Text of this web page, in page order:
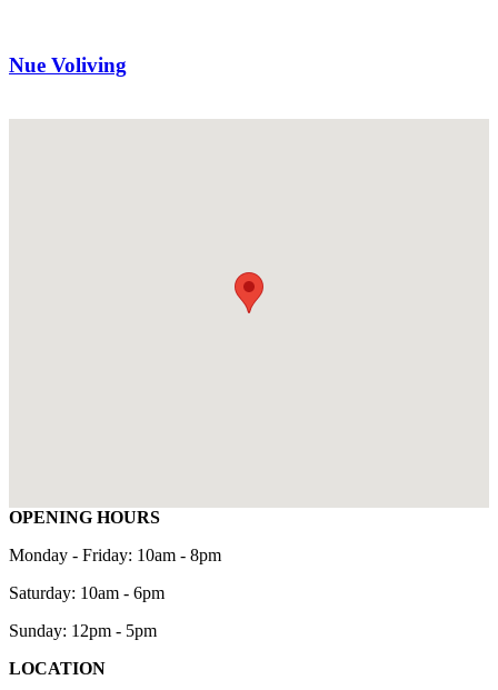
Nue Voliving
OPENING HOURS
Monday - Friday: 10am - 8pm
Saturday: 10am - 6pm
Sunday: 12pm - 5pm
LOCATION